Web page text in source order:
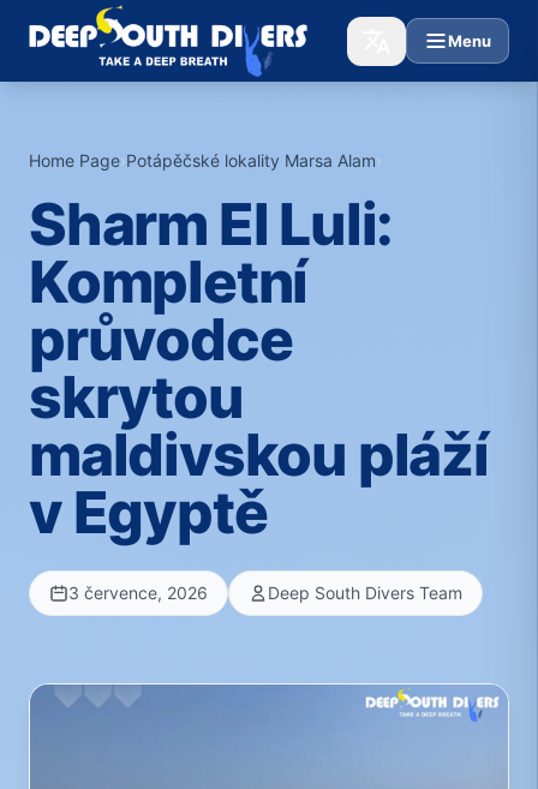
Menu
Home Page›Potápěčské lokality Marsa Alam›
Sharm El Luli:
Kompletní
průvodce
skrytou
maldivskou pláží
v Egyptě
3 července, 2026 Deep South Divers Team